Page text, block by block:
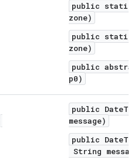
public static
zone)
public static
zone)
public
p0)
public
message)
public
String